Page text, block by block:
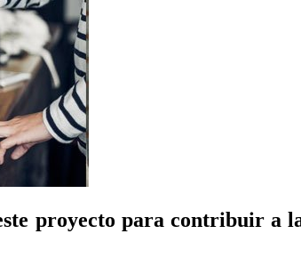
proyecto para contribuir a